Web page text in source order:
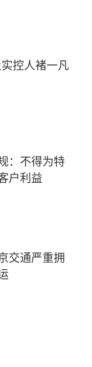
控人褚一凡
：不得为特
户利益
交通严重拥